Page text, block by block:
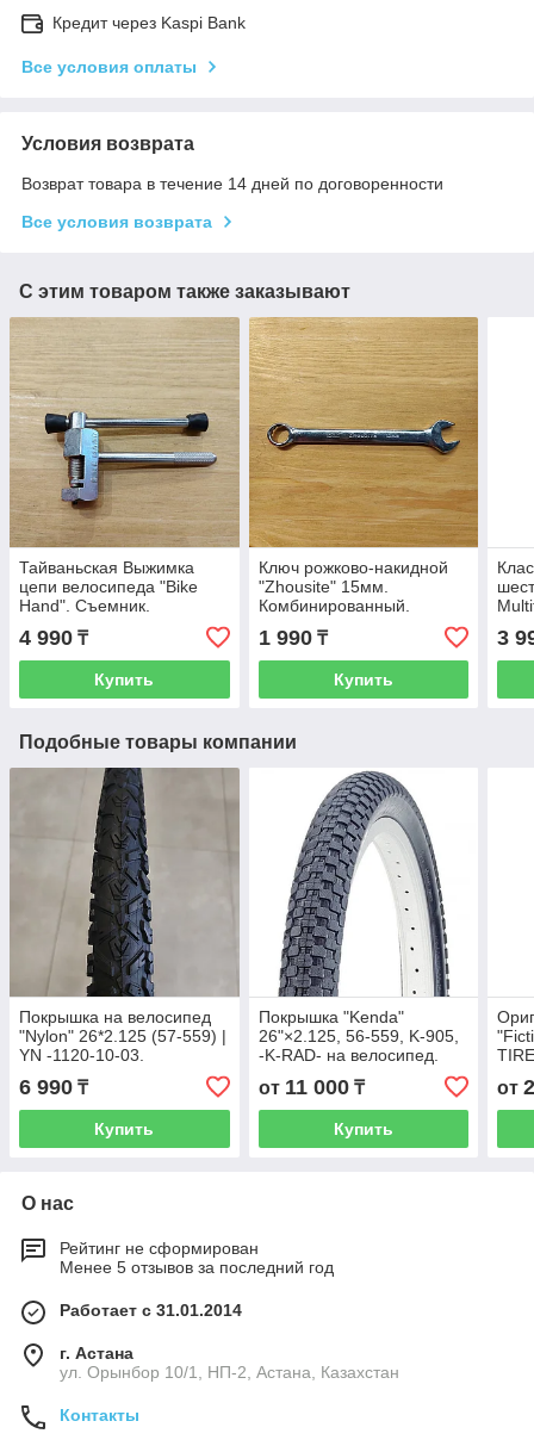
Кредит через Kaspi Bank
Все условия оплаты
Условия возврата
Возврат товара в течение 14 дней по договоренности
Все условия возврата
С этим товаром также заказывают
Тайваньская Выжимка
цепи велосипеда "Bike
Hand". Съемник.
Оригинал.
4 990 ₸
Купить
Ключ рожково-накидной
"Zhousite" 15мм.
Комбинированный.
Гаечный.
1 990₸
Купить
3
Подобные товары компании
Покрышка на велосипед
"Nylon" 26*2.125 (57-559) |
YN -1120-10-03.
Велопокрышка. Резина.
Колесо. Шина.
6 990 ₸
Купить
Покрышка "Kenda"
26"×2.125, 56-559, K-905,
-K-RAD- на велосипед.
Оригинал. Велопокрышка.
Шина. Колесо.
от 11 000₸
Купить
от
О нас
Рейтинг не сформирован
Менее 5 отзывов за последний год
Работает с 31.01.2014
г. Астана
ул. Орынбор 10/1, НП-2, Астана, Казахстан
Контакты